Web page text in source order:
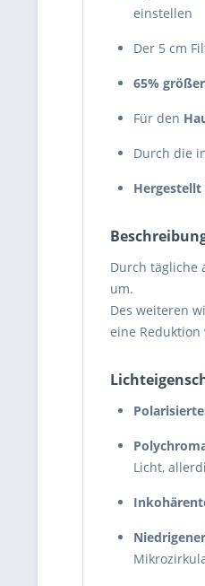
einstellen
Der 5 cm
65%
Für den
Durch die
Hergestellt
Durch tägliche
um.
Des weiteren
eine
Licht,